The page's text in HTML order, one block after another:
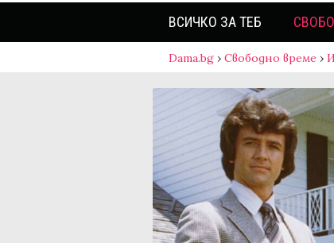
ВСИЧКО ЗА ТЕБ
Dama.bg › Свободно време ›